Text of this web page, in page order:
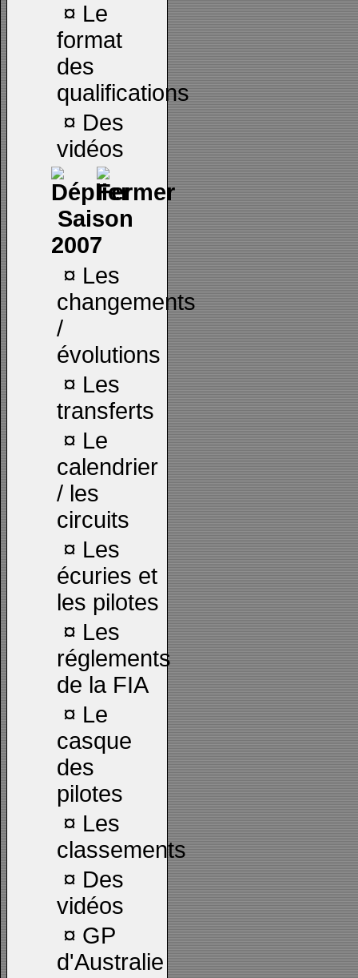
¤ Le
format
des
qualifications
¤ Des
vidéos
Saison
2007
¤ Les
changements
/
évolutions
¤ Les
transferts
¤ Le
calendrier
/ les
circuits
¤ Les
écuries et
les pilotes
¤ Les
réglements
de la FIA
¤ Le
casque
des
pilotes
¤ Les
classements
¤ Des
vidéos
¤ GP
d'Australie